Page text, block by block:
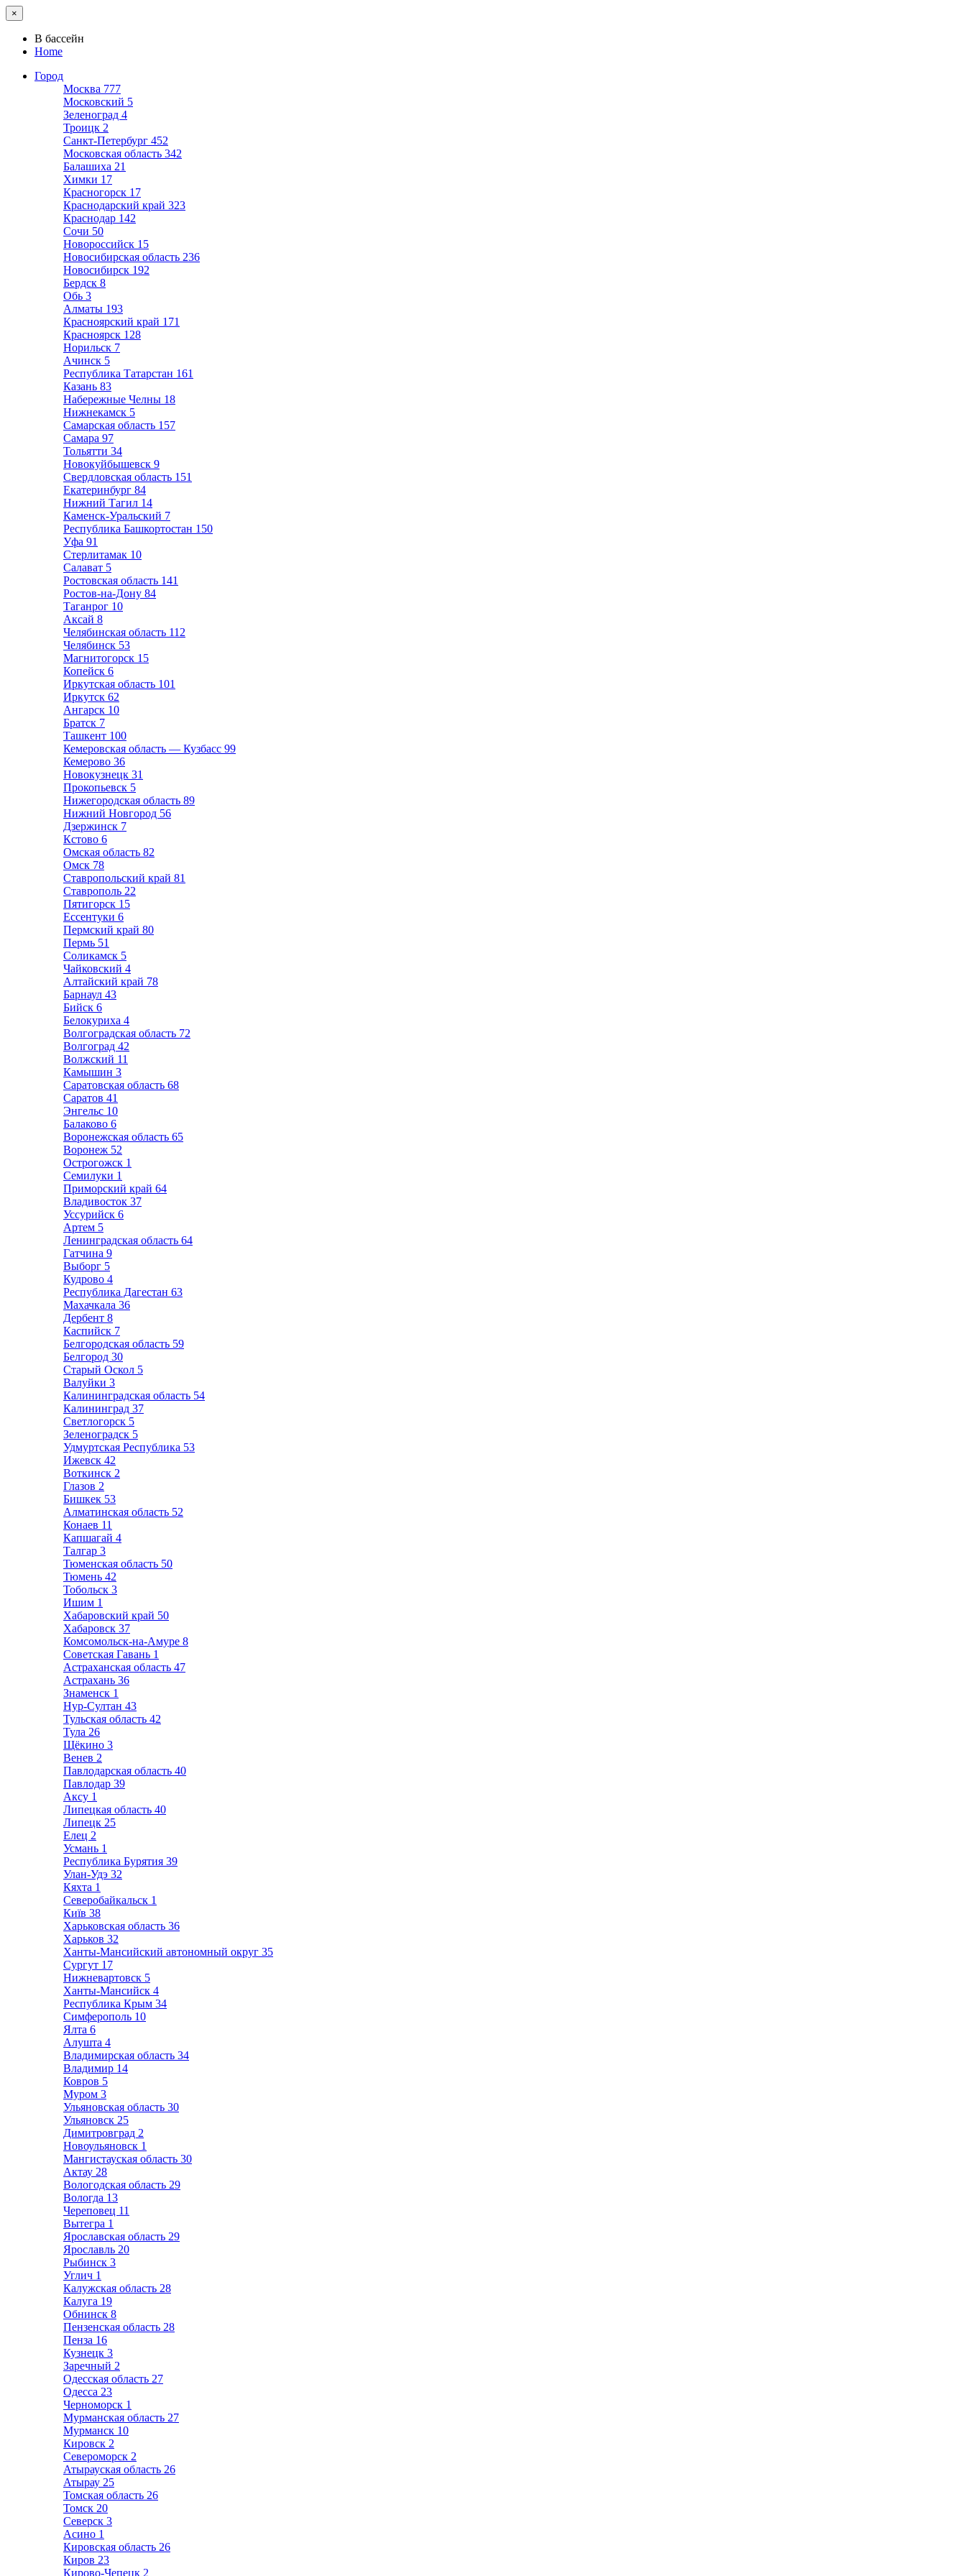
×
В бассейн
Home
Город
Москва 777
Московский 5
Зеленоград 4
Троицк 2
Санкт-Петербург 452
Московская область 342
Балашиха 21
Химки 17
Красногорск 17
Краснодарский край 323
Краснодар 142
Сочи 50
Новороссийск 15
Новосибирская область 236
Новосибирск 192
Бердск 8
Обь 3
Алматы 193
Красноярский край 171
Красноярск 128
Норильск 7
Ачинск 5
Республика Татарстан 161
Казань 83
Набережные Челны 18
Нижнекамск 5
Самарская область 157
Самара 97
Тольятти 34
Новокуйбышевск 9
Свердловская область 151
Екатеринбург 84
Нижний Тагил 14
Каменск-Уральский 7
Республика Башкортостан 150
Уфа 91
Стерлитамак 10
Салават 5
Ростовская область 141
Ростов-на-Дону 84
Таганрог 10
Аксай 8
Челябинская область 112
Челябинск 53
Магнитогорск 15
Копейск 6
Иркутская область 101
Иркутск 62
Ангарск 10
Братск 7
Ташкент 100
Кемеровская область — Кузбасс 99
Кемерово 36
Новокузнецк 31
Прокопьевск 5
Нижегородская область 89
Нижний Новгород 56
Дзержинск 7
Кстово 6
Омская область 82
Омск 78
Ставропольский край 81
Ставрополь 22
Пятигорск 15
Ессентуки 6
Пермский край 80
Пермь 51
Соликамск 5
Чайковский 4
Алтайский край 78
Барнаул 43
Бийск 6
Белокуриха 4
Волгоградская область 72
Волгоград 42
Волжский 11
Камышин 3
Саратовская область 68
Саратов 41
Энгельс 10
Балаково 6
Воронежская область 65
Воронеж 52
Острогожск 1
Семилуки 1
Приморский край 64
Владивосток 37
Уссурийск 6
Артем 5
Ленинградская область 64
Гатчина 9
Выборг 5
Кудрово 4
Республика Дагестан 63
Махачкала 36
Дербент 8
Каспийск 7
Белгородская область 59
Белгород 30
Старый Оскол 5
Валуйки 3
Калининградская область 54
Калининград 37
Светлогорск 5
Зеленоградск 5
Удмуртская Республика 53
Ижевск 42
Воткинск 2
Глазов 2
Бишкек 53
Алматинская область 52
Конаев 11
Капшагай 4
Талгар 3
Тюменская область 50
Тюмень 42
Тобольск 3
Ишим 1
Хабаровский край 50
Хабаровск 37
Комсомольск-на-Амуре 8
Советская Гавань 1
Астраханская область 47
Астрахань 36
Знаменск 1
Нур-Султан 43
Тульская область 42
Тула 26
Щёкино 3
Венев 2
Павлодарская область 40
Павлодар 39
Аксу 1
Липецкая область 40
Липецк 25
Елец 2
Усмань 1
Республика Бурятия 39
Улан-Удэ 32
Кяхта 1
Северобайкальск 1
Київ 38
Харьковская область 36
Харьков 32
Ханты-Мансийский автономный округ 35
Сургут 17
Нижневартовск 5
Ханты-Мансийск 4
Республика Крым 34
Симферополь 10
Ялта 6
Алушта 4
Владимирская область 34
Владимир 14
Ковров 5
Муром 3
Ульяновская область 30
Ульяновск 25
Димитровград 2
Новоульяновск 1
Мангистауская область 30
Актау 28
Вологодская область 29
Вологда 13
Череповец 11
Вытегра 1
Ярославская область 29
Ярославль 20
Рыбинск 3
Углич 1
Калужская область 28
Калуга 19
Обнинск 8
Пензенская область 28
Пенза 16
Кузнецк 3
Заречный 2
Одесская область 27
Одесса 23
Черноморск 1
Мурманская область 27
Мурманск 10
Кировск 2
Североморск 2
Атырауская область 26
Атырау 25
Томская область 26
Томск 20
Северск 3
Асино 1
Кировская область 26
Киров 23
Кирово-Чепецк 2